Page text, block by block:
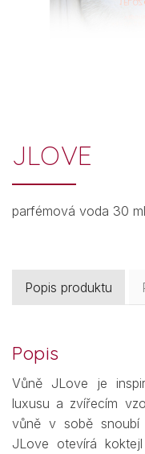
JLOVE
parfémová voda 30 ml
Popis produktu
Popis
Vůně JLove je
luxusu a zvířecím
vůně v sobě snoubí
JLove otevírá